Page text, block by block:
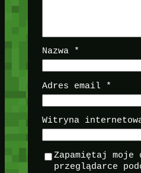
Nazwa *
Adres email *
Witryna
Zapamiętaj moje
przeglądarce